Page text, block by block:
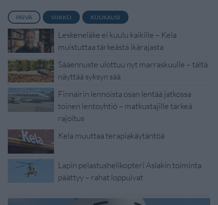
PÄIVÄ VIIKKO KUUKAUSI
Leskeneläke ei kuulu kaikille – Kela
muistuttaa tärkeästä ikärajasta
Sääennuste ulottuu nyt marraskuulle – tältä
näyttää syksyn sää
Finnairin lennoista osan lentää jatkossa
toinen lentoyhtiö – matkustajille tärkeä
rajoitus
Kela muuttaa terapiakäytäntöä
Lapin pelastushelikopteri Aslakin toiminta
päättyy – rahat loppuivat